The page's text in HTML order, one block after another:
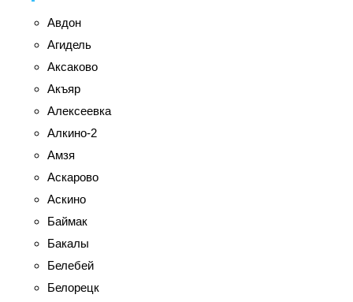
Авдон
Агидель
Аксаково
Акъяр
Алексеевка
Алкино-2
Амзя
Аскарово
Аскино
Баймак
Бакалы
Белебей
Белорецк